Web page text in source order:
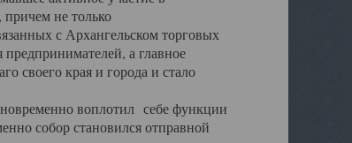
причем не только
с Архангельском торговых
а главное
своего края и города и стало
воплотил себе функции
собор становился отправной